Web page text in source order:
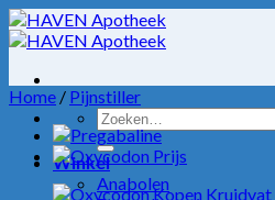
Skip
to
Zoeken
naar:
Winkel
Anabolen
Home / Pijnstiller